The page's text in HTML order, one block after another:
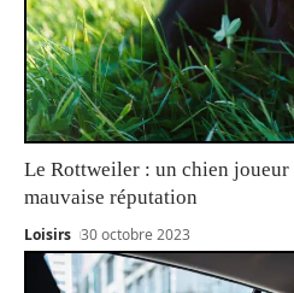
Le Rottweiler : un chien joueur
mauvaise réputation
Loisirs 30 octobre 2023